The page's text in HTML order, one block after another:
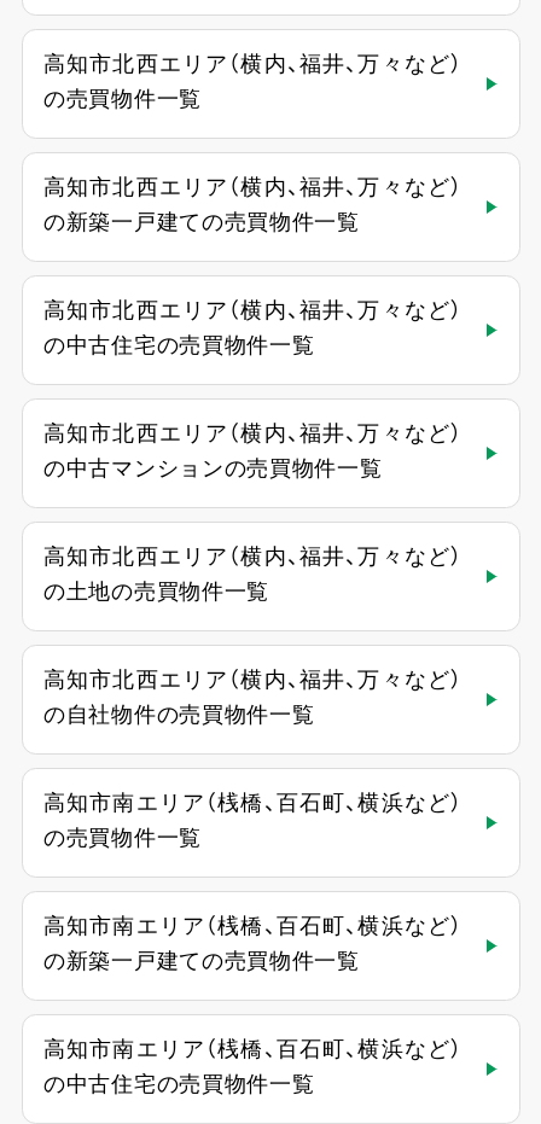
高知市北西エリア（横内、福井、万々など）
の売買物件一覧
高知市北西エリア（横内、福井、万々など）
の新築一戸建ての売買物件一覧
高知市北西エリア（横内、福井、万々など）
の中古住宅の売買物件一覧
高知市北西エリア（横内、福井、万々など）
の中古マンションの売買物件一覧
高知市北西エリア（横内、福井、万々など）
の土地の売買物件一覧
高知市北西エリア（横内、福井、万々など）
の自社物件の売買物件一覧
高知市南エリア（桟橋、百石町、横浜など）
の売買物件一覧
高知市南エリア（桟橋、百石町、横浜など）
の新築一戸建ての売買物件一覧
高知市南エリア（桟橋、百石町、横浜など）
の中古住宅の売買物件一覧